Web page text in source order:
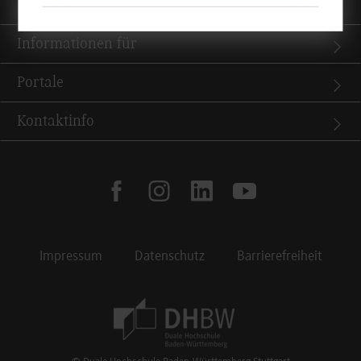
Quicklinks
Informationen für
Portale
Kontaktinfo
facebookinstagramlinkedinyoutube
Impressum Datenschutz Barrierefreiheit